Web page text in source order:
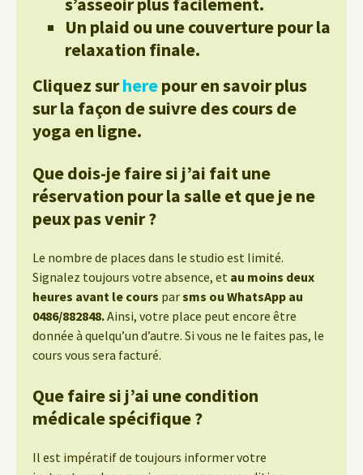
Un plaid ou une couverture pour la
relaxation finale.
Cliquez surherepour en savoir plus
sur la façon de suivre des cours de
yoga en ligne.
Que dois-je faire si j’ai fait une
réservation pour la salle et que je ne
peux pas venir ?
Le nombre de places dans le studio est limité.
Signalez toujours votre absence, et au moins deux
heures avant le cours parsms ou WhatsApp au
0486/882848.Ainsi, votre place peut encore être
donnée à quelqu’un d’autre. Si vous ne le faites pas, le
cours vous sera facturé.
Que faire si j’ai une condition
médicale spécifique ?
Il est impératif de toujours informer votre